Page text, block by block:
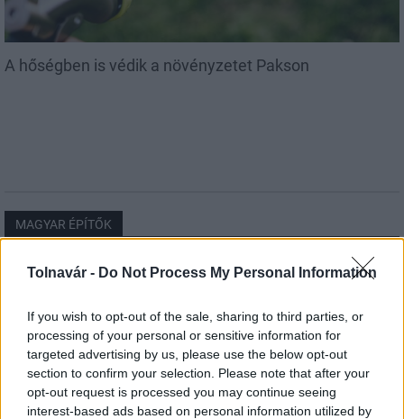
Tolnavár - Do Not Process My Personal Information
If you wish to opt-out of the sale, sharing to third parties, or
processing of your personal or sensitive information for
targeted advertising by us, please use the below opt-out
section to confirm your selection. Please note that after your
opt-out request is processed you may continue seeing
interest-based ads based on personal information utilized by
A hőségben is védik a növényzetet Pakson
MAGYAR ÉPÍTŐK
Aktuális